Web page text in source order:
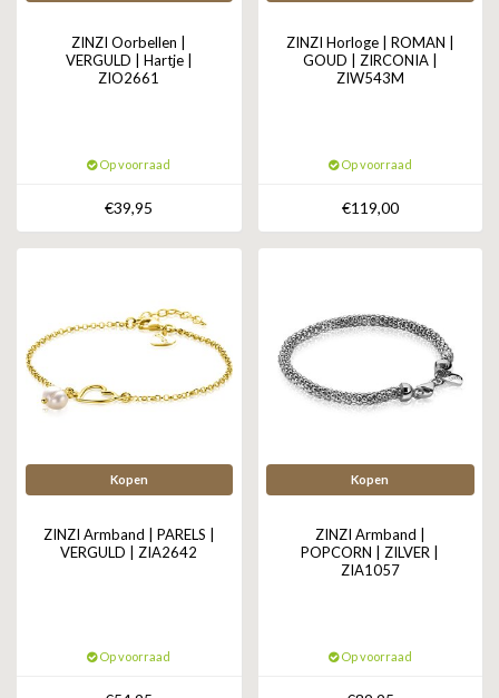
ZINZI Oorbellen |
VERGULD | Hartje |
ZIO2661
Op voorraad
€39,95
ZINZI Horloge | ROMAN |
GOUD | ZIRCONIA |
ZIW543M
Op voorraad
€119,00
Kopen
ZINZI Armband | PARELS |
VERGULD | ZIA2642
Op voorraad
Kopen
ZINZI Armband |
POPCORN | ZILVER |
ZIA1057
Op voorraad